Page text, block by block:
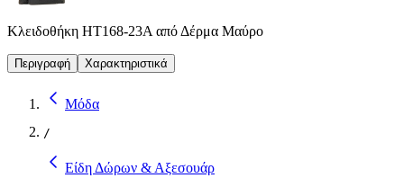
Κλειδοθήκη HT168-23A από Δέρμα Μαύρο
Περιγραφή Χαρακτηριστικά
Μόδα
/
Είδη Δώρων & Αξεσουάρ